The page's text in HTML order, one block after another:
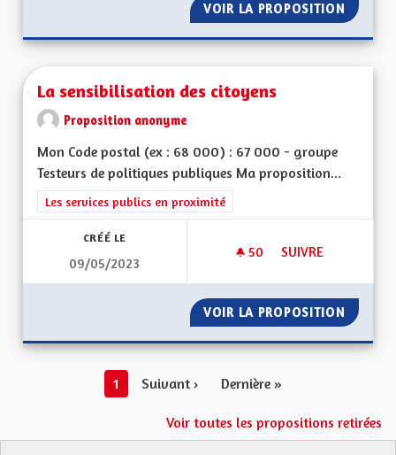
VOIR LA PROPOSITION
La sensibilisation des citoyens
Proposition anonyme
Mon Code postal (ex : 68 000) : 67 000 - groupe
Testeurs de politiques publiques Ma proposition...
Filtrer les résultats de la catégorie : Les services publics en
Les services publics en proximité
CRÉÉ LE
09/05/2023
50 50 ABONNÉS
SUIVRE
VOIR LA PROPOSITION LA
1 Suivant › Dernière »
Voir toutes les propositions retirées